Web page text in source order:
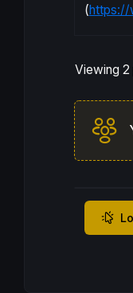
(https://
Viewing 2